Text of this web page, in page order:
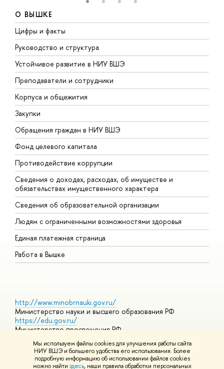
Мы используем файлы cookies для улучшения работы сайта
НИУ ВШЭ и большего удобства его использования. Более
подробную информацию об использовании файлов cookies
можно найти здесь, наши правила обработки персональных
О ВЫШКЕ
Цифры и факты
Руководство и структура
Устойчивое развитие в НИУ ВШЭ
Преподаватели и сотрудники
Корпуса и общежития
Закупки
Обращения граждан в НИУ ВШЭ
Фонд целевого капитала
Противодействие коррупции
Сведения о доходах, расходах, об имуществе и
обязательствах имущественного характера
Сведения об образовательной организации
Людям с ограниченными возможностями здоровья
Единая платежная страница
Работа в Вышке
http://www.minobrnauki.gov.ru/
Министерство науки и высшего образования РФ
https://edu.gov.ru/
Министерство просвещения РФ
https://elearning.hse.ru/mooc
Массовые открытые онлайн-курсы